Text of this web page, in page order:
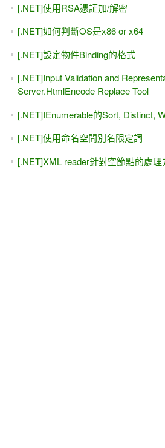
[.NET]使用RSA憑証加/解密
[.NET]如何判斷OS是x86 or x64
[.NET]設定物件Binding的格式
[.NET]Input Validation and
Server.HtmlEncode Replace Tool
[.NET]IEnumerable的Sort, Distinct,
[.NET]使用命名空間別名限定詞
[.NET]XML reader針對空節點的處理